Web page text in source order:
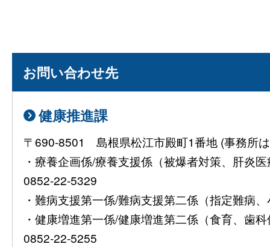
お問い合わせ先
健康推進課
〒690-8501 島根県松江市殿町1番地 (事務所
・療養企画係/療養支援係（被爆者対策、肝炎
0852-22-5329
・難病支援第一係/難病支援第二係（指定難病
・健康増進第一係/健康増進第二係（食育、歯
0852-22-5255